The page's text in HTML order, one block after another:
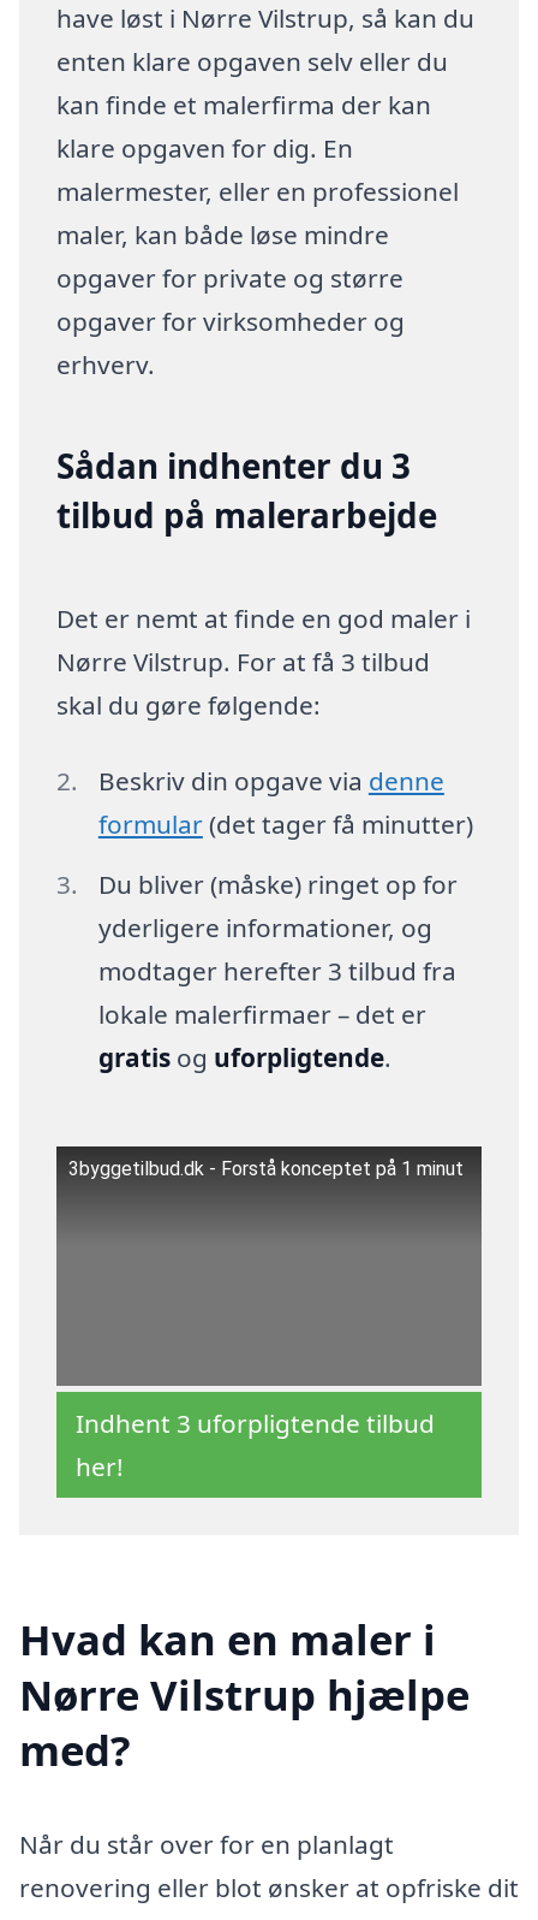
have løst i Nørre Vilstrup, så kan du
enten klare opgaven selv eller du
kan finde et malerfirma der kan
klare opgaven for dig. En
malermester, eller en professionel
maler, kan både løse mindre
opgaver for private og større
opgaver for virksomheder og
erhverv.
Sådan indhenter du 3
tilbud på malerarbejde
Det er nemt at finde en god maler i
Nørre Vilstrup. For at få 3 tilbud
skal du gøre følgende:
Beskriv din opgave via denne
formular(det tager få minutter)
Du bliver (måske) ringet op for
yderligere informationer, og
modtager herefter 3 tilbud fra
lokale malerfirmaer – det er
gratisog uforpligtende.
3byggetilbud.dk - Forstå konceptet på 1 minut
Indhent 3 uforpligtende tilbud
her!
Hvad kan en maler i
Nørre Vilstrup hjælpe
med?
Når du står over for en planlagt
renovering eller blot ønsker at opfriske dit